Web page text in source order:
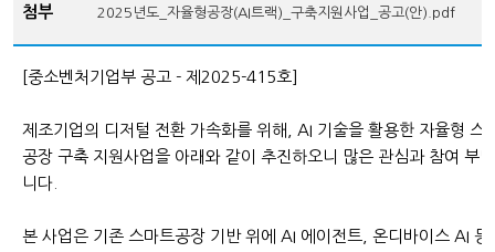
첨부 2025년도_자율형공장(AI트랙)_구축지원사업_공고(안).pdf
[중소벤처기업부 공고 - 제2025-415호]
제조기업의 디저털 전환 가속화를 위해, AI 기술을 활용한 자율형 스
공장 구축 지원사업을 아래와 같이 추진하오니 많은 관심과 참여 부
니다.
본 사업은 기존 스마트공장 기반 위에 AI 에이전트, 온디바이스 AI 등